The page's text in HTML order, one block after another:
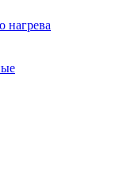
нагрева